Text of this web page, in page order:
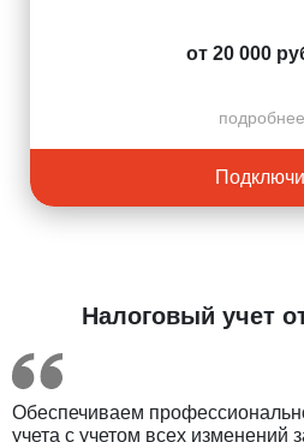
от 20 000
Налоговый учет
Обеспечиваем
учета с учетом всех изменений